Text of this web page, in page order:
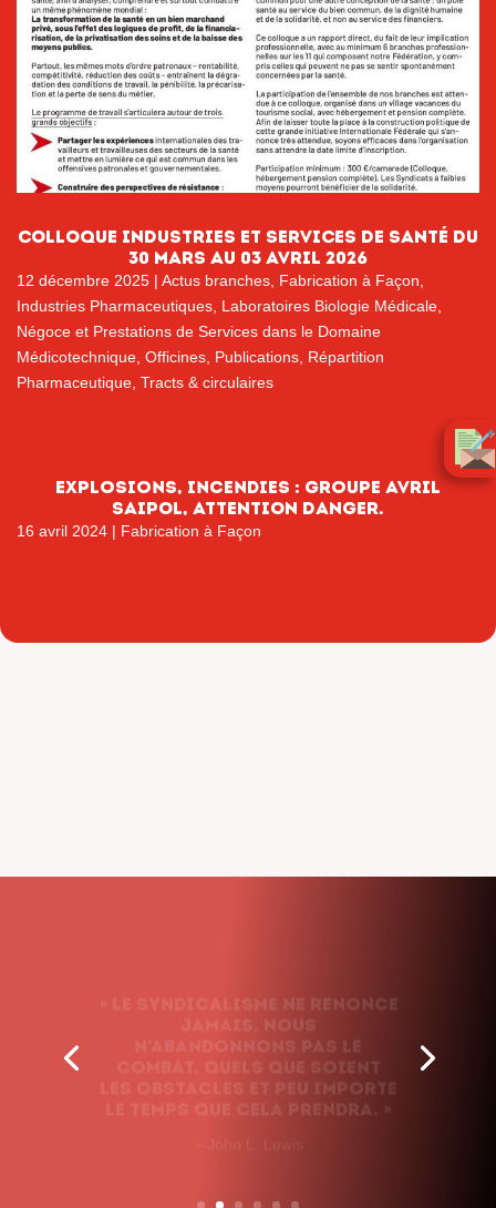
COLLOQUE INDUSTRIES ET SERVICES DE SANTÉ DU
30 MARS AU 03 AVRIL 2026
12 décembre 2025 | Actus branches Fabrication à Façon
Industries Pharmaceutiques Laboratoires Biologie Médicale
Négoce et Prestations de Services dans le Domaine
Médicotechnique Officines Publications Répartition
Pharmaceutique Tracts & circulaires
Explosions, incendies : Groupe AVRIL
SAIPOL, ATTENTION DANGER.
16 avril 2024 | Fabrication à Façon
combat, quels que soient
les obstacles et peu importe
le temps que cela prendra. »